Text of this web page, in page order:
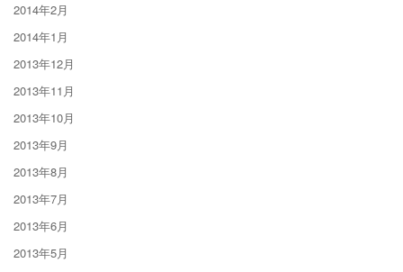
2014年2月
2014年1月
2013年12月
2013年11月
2013年10月
2013年9月
2013年8月
2013年7月
2013年6月
2013年5月